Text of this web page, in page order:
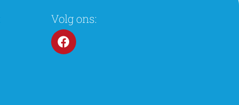
Volg ons: